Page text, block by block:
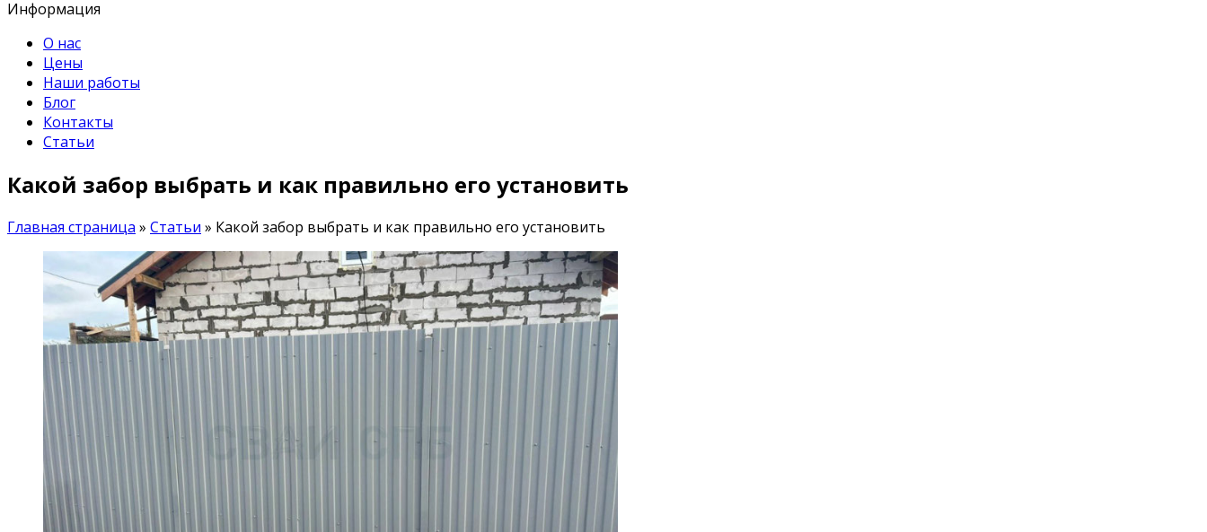
Информация
О нас
Цены
Наши работы
Блог
Контакты
Статьи
Какой забор выбрать и как правильно его установить
Главная страница » Статьи » Какой забор выбрать и как правильно его установить